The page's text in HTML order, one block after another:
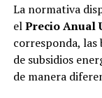
La normativa
elPrecio Anual
corresponda,
de subsidios
de manera